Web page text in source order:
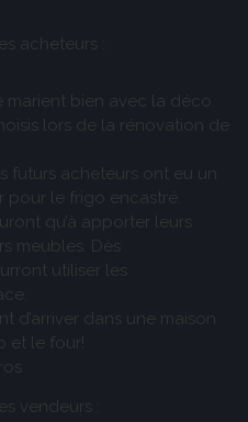
acheteurs :
marient bien avec la déco.
lors de la rénovation de
futurs acheteurs ont eu un
le frigo encastré.
qu’à apporter leurs
meubles. Dès
utiliser les
d’arriver dans une maison
et le four!
vendeurs :